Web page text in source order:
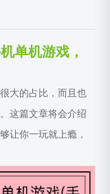
单机游戏，
大的占比，而且也
这篇文章将会介绍
让你一玩就上瘾，